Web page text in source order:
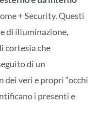
+ Security. Questi
di illuminazione,
cortesia che
di un
veri e propri “occhi
i presenti e